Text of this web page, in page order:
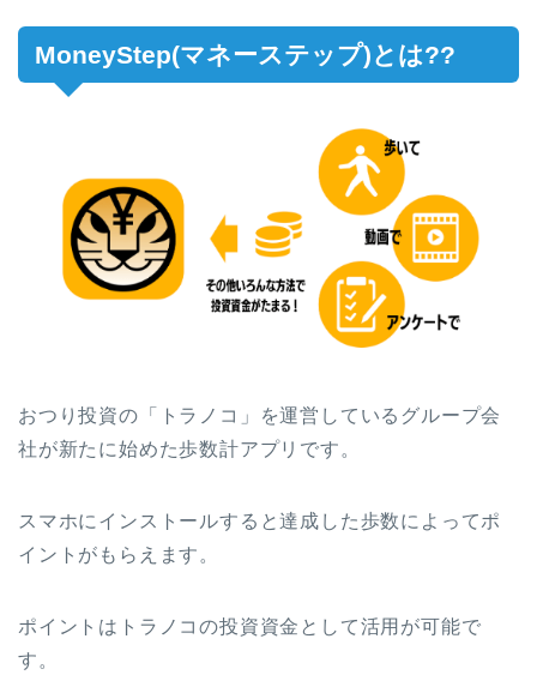
MoneyStep(マネーステップ)とは??
おつり投資の「トラノコ」を運営しているグループ会
社が新たに始めた歩数計アプリです。
スマホにインストールすると達成した歩数によってポ
イントがもらえます。
ポイントはトラノコの投資資金として活用が可能で
す。